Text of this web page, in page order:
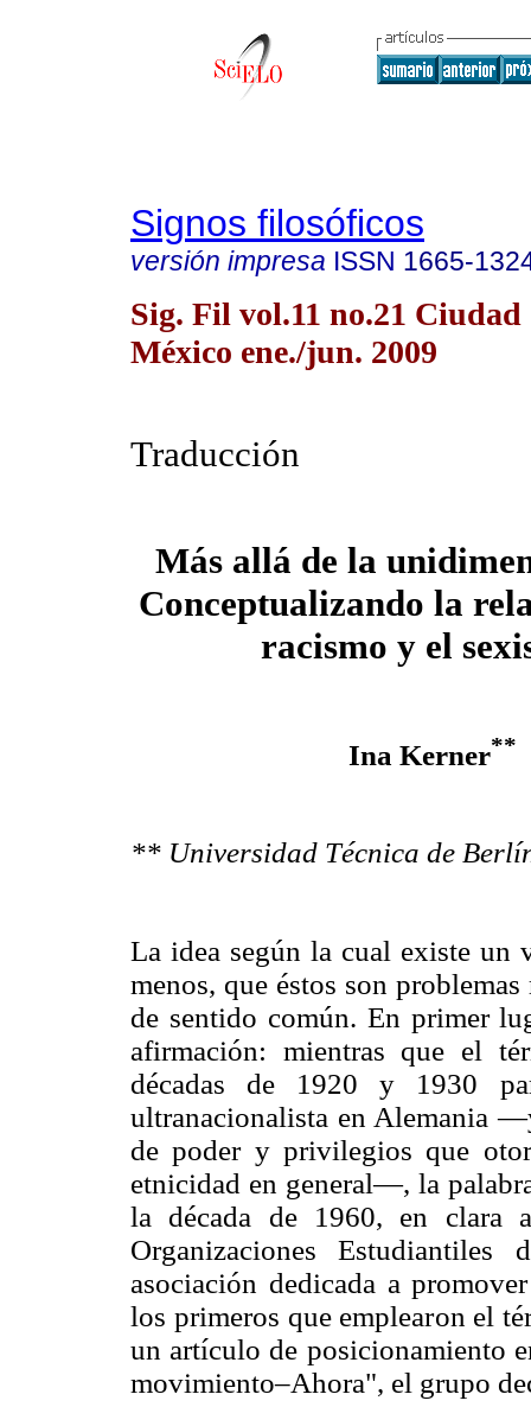
Signos filosóficos
versión impresa ISSN 1665-
Sig. Fil vol.11 no.21 Ciudad
México ene./jun. 2009
Traducción
Más allá de la
Conceptualizando la
racismo y el
Ina Kerner**
** Universidad Técnica de
La idea según la cual existe un
menos, que éstos son
de sentido común. En primer
afirmación: mientras que el
décadas de 1920 y 1930
ultranacionalista en Alemania
de poder y privilegios que
etnicidad en general—, la
la década de 1960, en clara
Organizaciones
asociación dedicada a
los primeros que emplearon el
un artículo de posicionamiento
movimiento–Ahora", el grupo